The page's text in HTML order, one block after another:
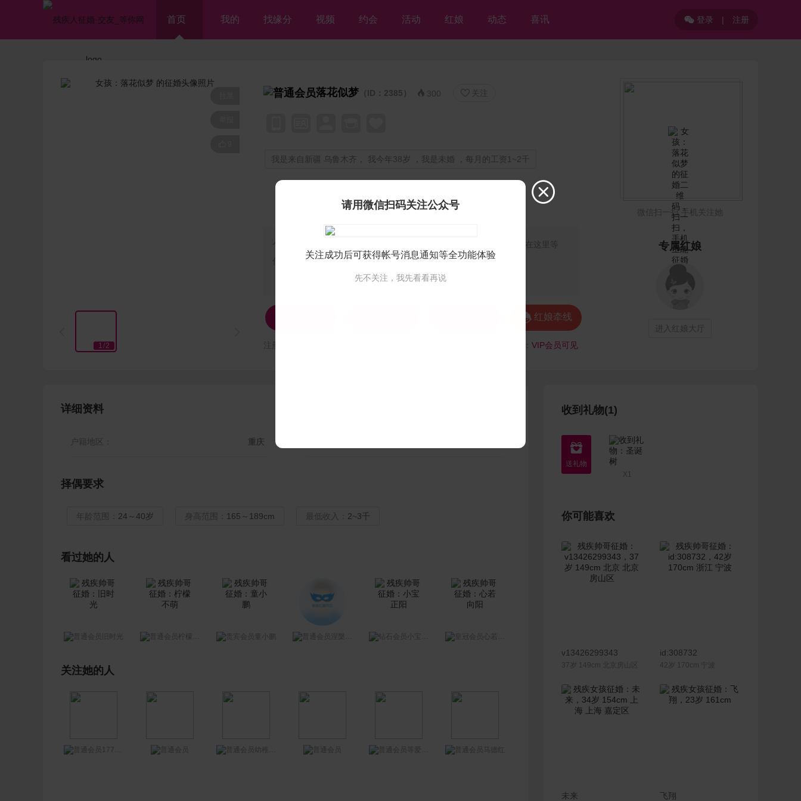
首页 我的 找缘分 视频 约会 活动 红娘 动态 喜讯 登录 | 注册
1/2
落花似梦 （ID：2385）  300  关注
我是来自新疆 乌鲁木齐， 我今年38岁 ，我是未婚 ，每月的工资1~2千
个人独白：
我是残疾人征婚【等你网】的美女会员♡落花似梦♡，我在这里等
你，但愿不离不弃💘
 红娘牵线
VIP会员可见
微信扫一扫 手机关注她
专属红娘
进入红娘大厅
详细资料
户籍地区： 重庆
择偶要求
年龄范围： 24～40岁 身高范围： 165～189cm 最低收入： 2~3千
看过她的人
童小鹏 涅槃重生～ 小宝正阳 心若向阳
关注她的人
17722926880 幼稚园吃饭最快 等爱的晨晨
收到礼物(1)

X1
你可能喜欢
联系Ta
v13426299343
37岁 149cm 北京房山区
联系Ta
id:308732
42岁 170cm 宁波
未来 飞翔

请用微信扫码关注公众号
关注成功后可获得帐号消息通知等全功能体验
先不关注，我先看看再说